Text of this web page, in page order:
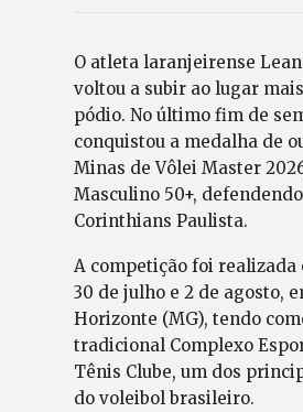
O atleta laranjeirense
voltou a subir ao lugar
pódio. No último fim de
conquistou a medalha de
Minas de Vôlei Master
Masculino 50+,
Corinthians Paulista.
A competição foi realizada
30 de julho e 2 de agosto,
Horizonte (MG), tendo
tradicional Complexo
Tênis Clube, um dos
do voleibol brasileiro.